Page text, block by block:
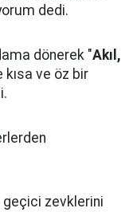
dedi.
dönerek "Akıl,
kısa ve öz bir
geçici zevklerini